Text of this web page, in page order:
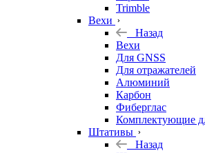
Trimble
Вехи
Назад
Вехи
Для GNSS
Для отражателей
Алюминий
Карбон
Фиберглас
Комплектующие
Штативы
Назад